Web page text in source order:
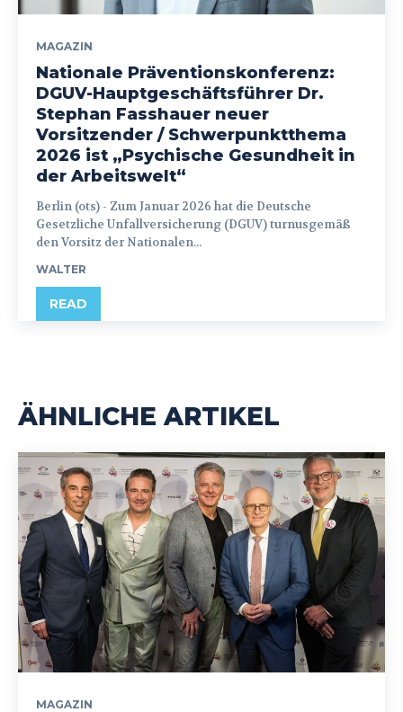
MAGAZIN
Nationale Präventionskonferenz:
DGUV-Hauptgeschäftsführer Dr.
Stephan Fasshauer neuer
Vorsitzender / Schwerpunktthema
2026 ist „Psychische Gesundheit in
der Arbeitswelt“
Berlin (ots) - Zum Januar 2026 hat die Deutsche
Gesetzliche Unfallversicherung (DGUV) turnusgemäß
den Vorsitz der Nationalen...
WALTER
READ
ÄHNLICHE ARTIKEL
MAGAZIN